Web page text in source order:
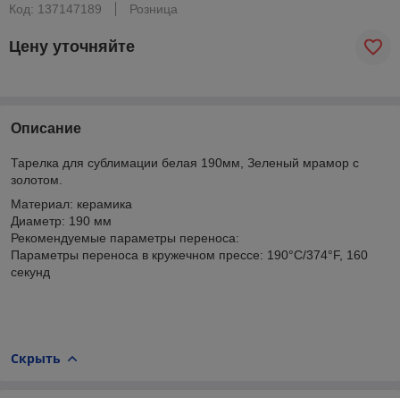
Код: 137147189
Розница
Цену уточняйте
Описание
Тарелка для сублимации белая 190мм, Зеленый мрамор с
золотом.
Материал: керамика
Диаметр: 190 мм
Рекомендуемые параметры переноса:
Параметры переноса в кружечном прессе: 190°С/374°F, 160
секунд
Скрыть